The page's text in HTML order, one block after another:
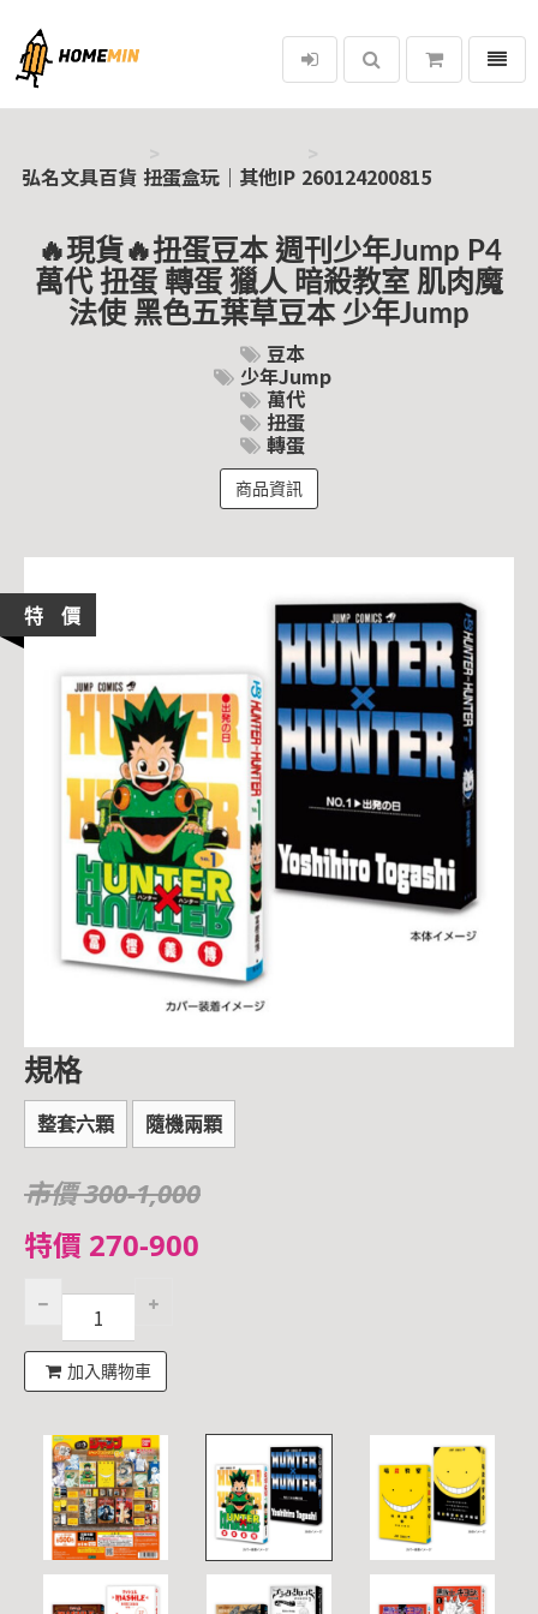
弘名文具百貨
選單
弘名文具百貨 扭蛋盒玩｜其他IP 260124200815
🔥現貨🔥扭蛋豆本 週刊少年Jump P4
萬代 扭蛋 轉蛋 獵人 暗殺教室 肌肉魔
法使 黑色五葉草豆本 少年Jump
豆本
少年Jump
萬代
扭蛋
轉蛋
商品資訊
特 價
規格
整套六顆 隨機兩顆
市價 300-1,000
特價 270-900
加入購物車